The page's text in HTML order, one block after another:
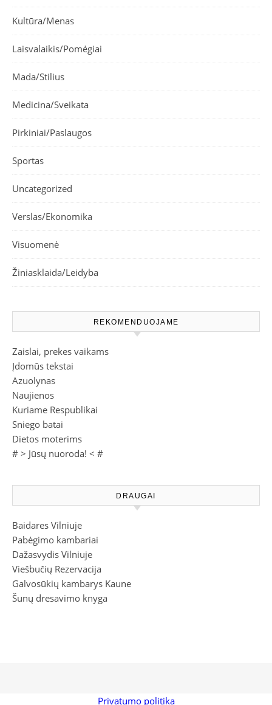
Kultūra/Menas
Laisvalaikis/Pomėgiai
Mada/Stilius
Medicina/Sveikata
Pirkiniai/Paslaugos
Sportas
Uncategorized
Verslas/Ekonomika
Visuomenė
Žiniasklaida/Leidyba
REKOMENDUOJAME
Zaislai, prekes vaikams
Įdomūs tekstai
Azuolynas
Naujienos
Kuriame Respublikai
Sniego batai
Dietos moterims
# > Jūsų nuoroda! < #
DRAUGAI
Baidares Vilniuje
Pabėgimo kambariai
Dažasvydis Vilniuje
Viešbučių Rezervacija
Galvosūkių kambarys Kaune
Šunų dresavimo knyga
Privatumo politika